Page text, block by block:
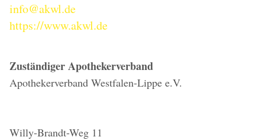
info@akwl.de
https://www.akwl.de
Zuständiger Apothekerverband
Apothekerverband Westfalen-Lippe e.V.
Willy-Brandt-Weg 11